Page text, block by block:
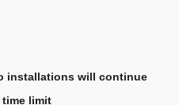
installations will continue
limit